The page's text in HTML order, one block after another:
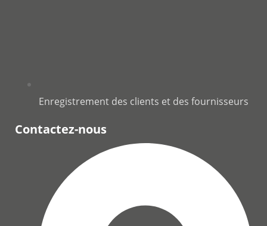
Enregistrement des clients et des fournisseurs
Contactez-nous